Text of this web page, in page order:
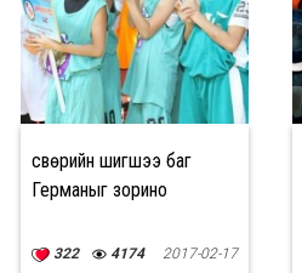
Өсвөрийн шигшээ баг
Германыг зорино
322 4174 2017-02-17